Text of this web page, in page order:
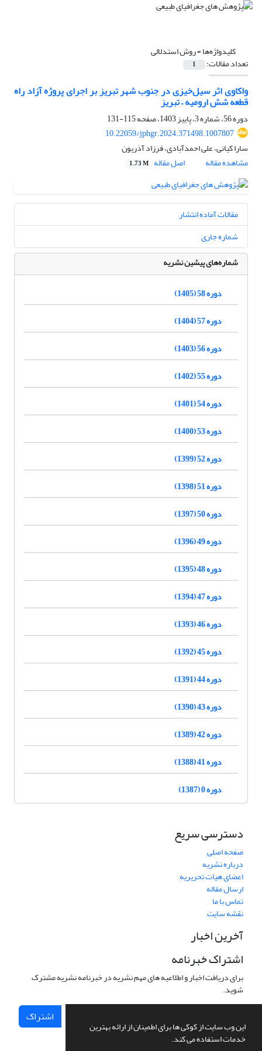
این وب سایت از کوکی ها برای اطمینان از ارائه بهترین
خدمات استفاده می کند.
کلیدواژه‌ها =روش استدلالی
تعداد مقالات: 1
واکاوی اثر سیل‌خیزی در جنوب شهر تبریز بر اجرای پروژه آزاد راه
قطعه شش ارومیه – تبریز
دوره 56، شماره 3، پاییز 1403، صفحه
115-131
10.22059/jphgr.2024.371498.1007807
سارا کیانی، علی احمدآبادی، فرزاد آذریون
مشاهده مقاله
اصل مقاله 1.73 M
مقالات آماده انتشار
شماره جاری
شماره‌های پیشین نشریه
دوره 58 (1405)
دوره 57 (1404)
دوره 56 (1403)
دوره 55 (1402)
دوره 54 (1401)
دوره 53 (1400)
دوره 52 (1399)
دوره 51 (1398)
دوره 50 (1397)
دوره 49 (1396)
دوره 48 (1395)
دوره 47 (1394)
دوره 46 (1393)
دوره 45 (1392)
دوره 44 (1391)
دوره 43 (1390)
دوره 42 (1389)
دوره 41 (1388)
دوره 0 (1387)
دسترسی سریع
صفحه اصلی
درباره نشریه
اعضای هیات تحریریه
ارسال مقاله
تماس با ما
نقشه سایت
آخرین اخبار
اشتراک خبرنامه
برای دریافت اخبار و اطلاعیه های مهم نشریه در خبرنامه نشریه مشترک
شوید.
اشتراک